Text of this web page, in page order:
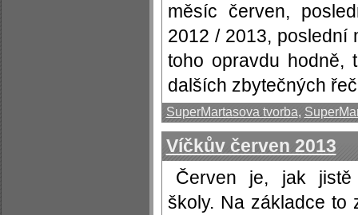
měsíc červen,
2012 / 2013, poslední
toho opravdu hodně,
dalších zbytečných
SuperMartasova tvorba,
Víčkův červen 2013
Červen je, jak jistě
školy. Na základce to